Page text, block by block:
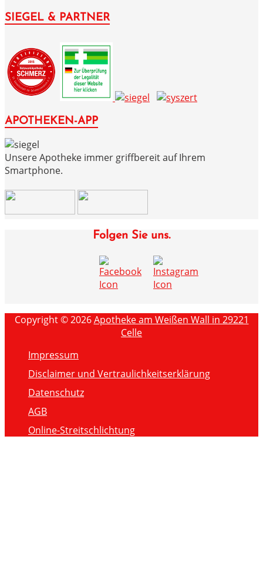
SIEGEL & PARTNER
APOTHEKEN-APP
Unsere Apotheke immer griffbereit auf Ihrem
Smartphone.
Folgen Sie uns.
Copyright © 2026Apotheke am Weißen Wall in 29221
Celle
Impressum
Disclaimer und Vertraulichkeitserklärung
Datenschutz
AGB
Online-Streitschlichtung